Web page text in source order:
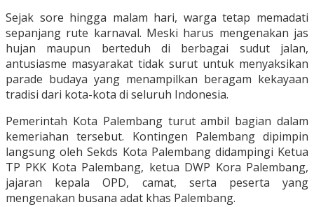
Sejak sore hingga malam hari, warga tetap memadati
sepanjang rute karnaval. Meski harus mengenakan jas
hujan maupun berteduh di berbagai sudut jalan,
antusiasme masyarakat tidak surut untuk menyaksikan
parade budaya yang menampilkan beragam kekayaan
tradisi dari kota-kota di seluruh Indonesia.
Pemerintah Kota Palembang turut ambil bagian dalam
kemeriahan tersebut. Kontingen Palembang dipimpin
langsung oleh Sekds Kota Palembang didampingi Ketua
TP PKK Kota Palembang, ketua DWP Kora Palembang,
jajaran kepala OPD, camat, serta peserta yang
mengenakan busana adat khas Palembang.